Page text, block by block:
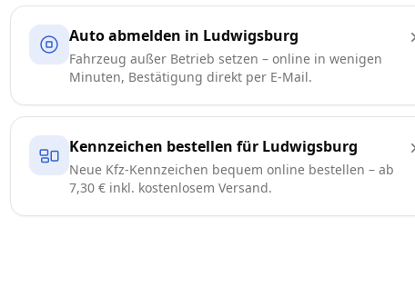
Auto abmelden in Ludwigsburg
Fahrzeug außer Betrieb setzen – online in wenigen
Minuten, Bestätigung direkt per E-Mail.
Kennzeichen bestellen für Ludwigsburg
Neue Kfz-Kennzeichen bequem online bestellen – ab
7,30 € inkl. kostenlosem Versand.